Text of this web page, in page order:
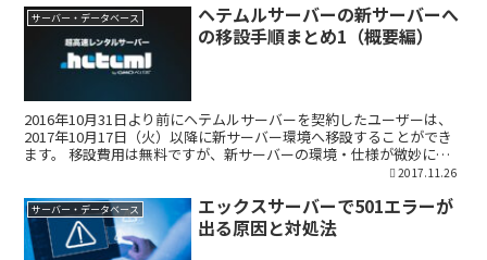
サーバー・データベース
ヘテムルサーバーの新サーバーへ
の移設手順まとめ1（概要編）
2016年10月31日より前にヘテムルサーバーを契約したユーザーは、
2017年10月17日（火）以降に新サーバー環境へ移設することができ
ます。 移設費用は無料ですが、新サーバーの環境・仕様が微妙に変
2017.11.26
サーバー・データベース
エックスサーバーで501エラーが
出る原因と対処法